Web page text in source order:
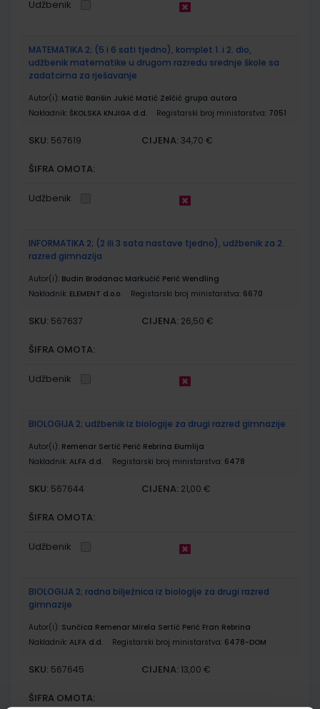
Udžbenik
MATEMATIKA 2; (5 i 6 sati tjedno), komplet 1. i 2. dio,
udžbenik matematike u drugom razredu srednje škole sa
zadatcima za rješavanje
Autor(i): Matić Barišin Jukić Matić Zelčić grupa autora
Nakladnik: ŠKOLSKA KNJIGA d.d. Registarski broj ministarstva: 7051
SKU: 567619 CIJENA: 34,70 €
ŠIFRA OMOTA:
Udžbenik
INFORMATIKA 2; (2 ili 3 sata nastave tjedno), udžbenik za 2.
razred gimnazija
Autor(i): Budin Brođanac Markučič Perić Wendling
Nakladnik: ELEMENT d.o.o. Registarski broj ministarstva: 6670
SKU: 567637 CIJENA: 26,50 €
ŠIFRA OMOTA:
Udžbenik
BIOLOGIJA 2; udžbenik iz biologije za drugi razred gimnazije
Autor(i): Remenar Sertić Perić Rebrina Đumlija
Nakladnik: ALFA d.d. Registarski broj ministarstva: 6478
SKU: 567644 CIJENA: 21,00 €
ŠIFRA OMOTA:
Udžbenik
BIOLOGIJA 2; radna bilježnica iz biologije za drugi razred
gimnazije
Autor(i): Sunčica Remenar Mirela Sertić Perić Fran Rebrina
Nakladnik: ALFA d.d. Registarski broj ministarstva: 6478-DOM
SKU: 567645 CIJENA: 13,00 €
ŠIFRA OMOTA: